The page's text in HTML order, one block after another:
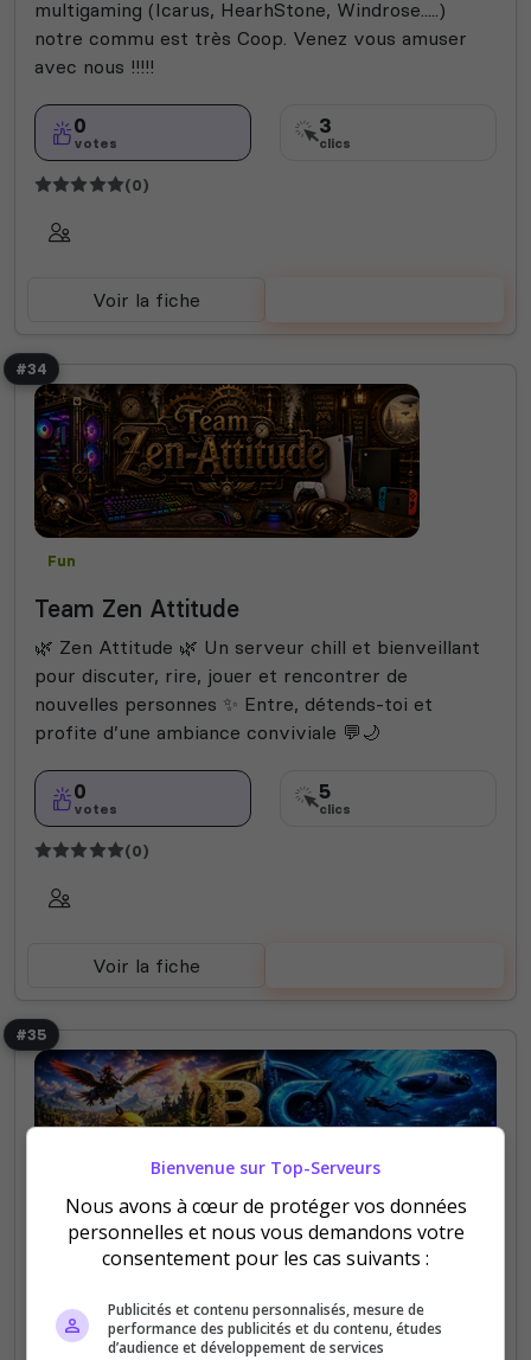
multigaming (Icarus, HearhStone, Windrose.....)
notre commu est très Coop. Venez vous amuser
avec nous !!!!!
0
votes
3
clics
(0)
Voir la fiche
#34
Fun
Team Zen Attitude
🌿 Zen Attitude 🌿 Un serveur chill et bienveillant
pour discuter, rire, jouer et rencontrer de
nouvelles personnes ✨ Entre, détends-toi et
profite d’une ambiance conviviale 💬🌙
0
votes
5
clics
(0)
Voir la fiche
#35
Fun PC PS4 XBOX
BiomeCity
Communauté chill 🌿 PalCity V2 | 🌊
WaterWorldCity
Bienvenue sur Top-Serveurs
Nous avons à cœur de protéger vos données
personnelles et nous vous demandons votre
consentement pour les cas suivants :
Publicités et contenu personnalisés, mesure de
performance des publicités et du contenu, études
d’audience et développement de services